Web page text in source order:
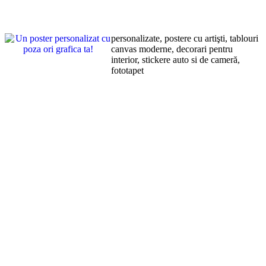
personalizate, postere cu artişti, tablouri
canvas moderne, decorari pentru
interior, stickere auto si de cameră,
fototapet